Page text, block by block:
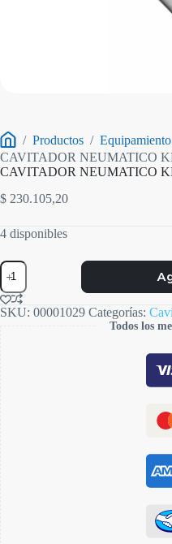
Inicio
/ Productos / Equipamiento
CAVITADOR NEUMATICO
CAVITADOR NEUMATICO
$ 230.105,20
4 disponibles
CAVITADOR
NEUMATICO
KMD
GEMA
cantidad
SKU: 00001029 Categorías:
Todos los